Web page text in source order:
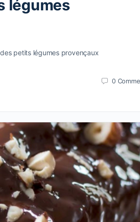
légumes
petits légumes provençaux
0